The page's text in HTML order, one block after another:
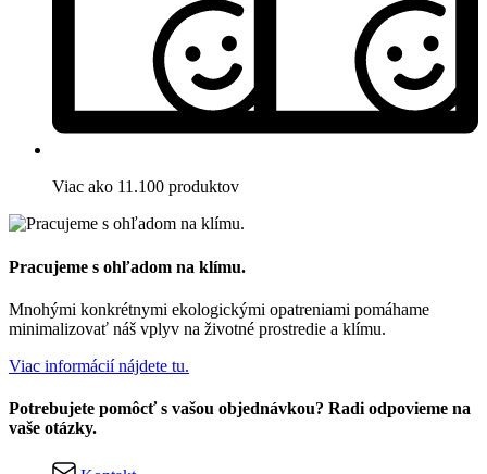
Viac ako 11.100 produktov
Pracujeme s ohľadom na klímu.
Mnohými konkrétnymi ekologickými opatreniami pomáhame
minimalizovať náš vplyv na životné prostredie a klímu.
Viac informácií nájdete tu.
Potrebujete pomôcť s vašou objednávkou? Radi odpovieme na
vaše otázky.